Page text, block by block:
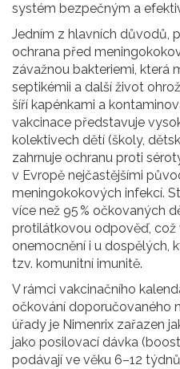
systém bezpečným a
Jedním z hlavních důvodů,
ochrana před
závažnou bakteriemi, která
septikémii a další život
šíří kapénkami a
vakcinace představuje
kolektivech dětí (školy,
zahrnuje ochranu proti
v Evropě nejčastějšími
meningokokových infekcí.
více než 95 % očkovaných
protilátkovou odpověď, což
onemocnění i u dospělých,
tzv. komunitní imunitě.
V rámci vakcinačního
očkování doporučovaného
úřady je Nimenrix zařazen
jako posilovací dávka
podávají ve věku 6–12